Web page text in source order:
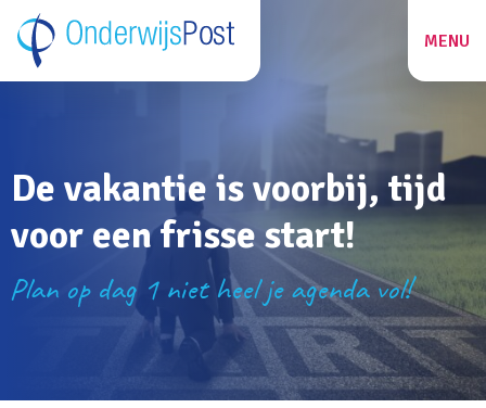
ZOEKEN
MENU
De vakantie is voorbij, tijd
voor een frisse start!
Plan op dag 1 niet heel je agenda vol!